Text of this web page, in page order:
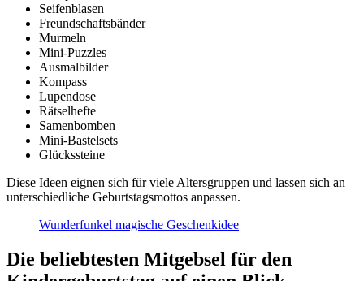
Seifenblasen
Freundschaftsbänder
Murmeln
Mini-Puzzles
Ausmalbilder
Kompass
Lupendose
Rätselhefte
Samenbomben
Mini-Bastelsets
Glückssteine
Diese Ideen eignen sich für viele Altersgruppen und lassen sich an
unterschiedliche Geburtstagsmottos anpassen.
Wunderfunkel magische Geschenkidee
Die beliebtesten Mitgebsel für den